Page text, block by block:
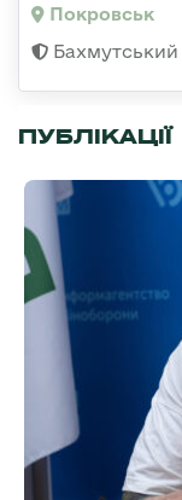
Покровськ
ПУБЛІКАЦІЇ